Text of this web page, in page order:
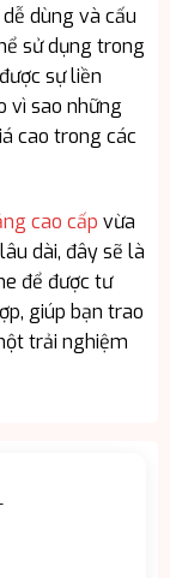
dùng và cấu
sử dụng trong
sự liền
vì sao những
cao trong các
cao cấp vừa
dài, đây sẽ là
để được tư
giúp bạn trao
trải nghiệm